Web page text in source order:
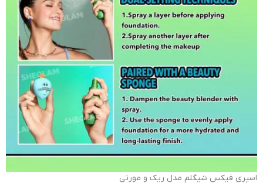
اسپری فیکس شیگلم مدل ریک و مورتی